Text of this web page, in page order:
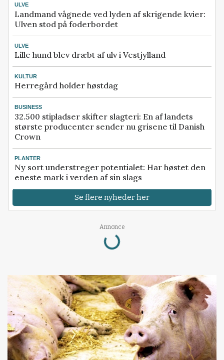
ULVE
Landmand vågnede ved lyden af skrigende kvier:
Ulven stod på foderbordet
ULVE
Lille hund blev dræbt af ulv i Vestjylland
KULTUR
Herregård holder høstdag
BUSINESS
32.500 stipladser skifter slagteri: En af landets
største producenter sender nu grisene til Danish
Crown
PLANTER
Ny sort understreger potentialet: Har høstet den
eneste mark i verden af sin slags
Se flere nyheder her
Annonce
Loading...